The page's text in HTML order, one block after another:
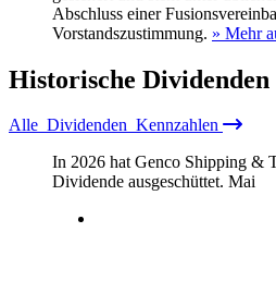
Abschluss einer
Vorstandszustimmung. » Mehr
Historische Dividenden
Alle Dividenden Kennzahlen
In 2026 hat Genco Shipping &
Dividende ausgeschüttet. Mai